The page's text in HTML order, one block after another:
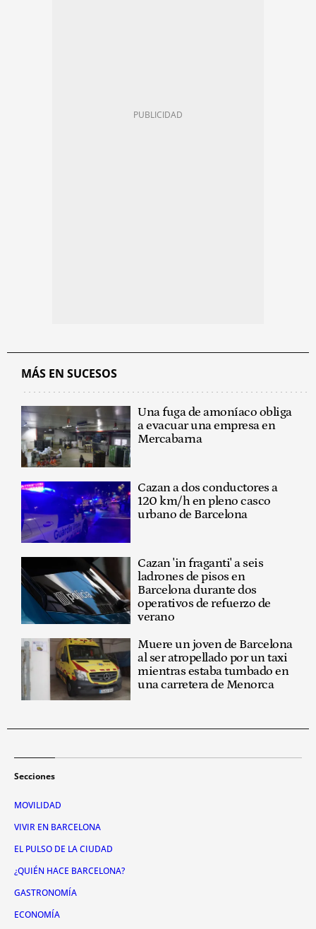
MÁS EN SUCESOS
Una fuga de amoníaco obliga
a evacuar una empresa en
Mercabarna
Cazan a dos conductores a
120 km/h en pleno casco
urbano de Barcelona
Cazan 'in fraganti' a seis
ladrones de pisos en
Barcelona durante dos
operativos de refuerzo de
verano
Muere un joven de Barcelona
al ser atropellado por un taxi
mientras estaba tumbado en
una carretera de Menorca
Secciones
MOVILIDAD
VIVIR EN BARCELONA
EL PULSO DE LA CIUDAD
¿QUIÉN HACE BARCELONA?
GASTRONOMÍA
ECONOMÍA